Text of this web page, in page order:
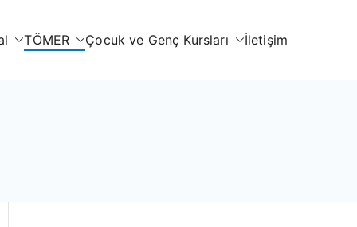
TÖMER Çocuk ve Genç Kursları İletişim